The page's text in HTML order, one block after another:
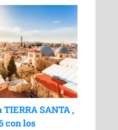
SANTA ,
con los